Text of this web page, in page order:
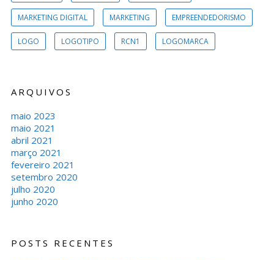
MARKETING DIGITAL MARKETING EMPREENDEDORISMO
LOGO LOGOTIPO RCN1 LOGOMARCA
ARQUIVOS
maio 2023
maio 2021
abril 2021
março 2021
fevereiro 2021
setembro 2020
julho 2020
junho 2020
POSTS RECENTES